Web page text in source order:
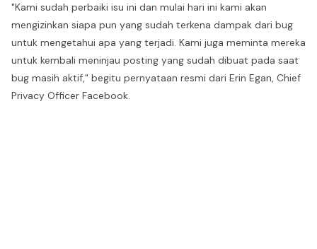
"Kami sudah perbaiki isu ini dan mulai hari ini kami akan
mengizinkan siapa pun yang sudah terkena dampak dari bug
untuk mengetahui apa yang terjadi. Kami juga meminta mereka
untuk kembali meninjau posting yang sudah dibuat pada saat
bug masih aktif," begitu pernyataan resmi dari Erin Egan, Chief
Privacy Officer Facebook.